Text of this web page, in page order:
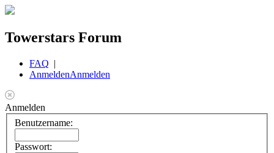
Towerstars Forum
FAQ |
AnmeldenAnmelden
Anmelden
Benutzername:
Passwort: